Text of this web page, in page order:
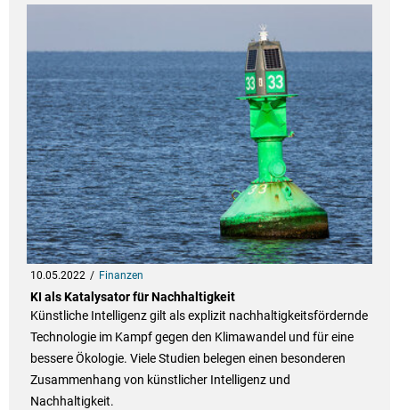
10.05.2022 Finanzen
KI als Katalysator für Nachhaltigkeit
Künstliche Intelligenz gilt als explizit nachhaltigkeitsfördernde
Technologie im Kampf gegen den Klimawandel und für eine
bessere Ökologie. Viele Studien belegen einen besonderen
Zusammenhang von künstlicher Intelligenz und
Nachhaltigkeit.